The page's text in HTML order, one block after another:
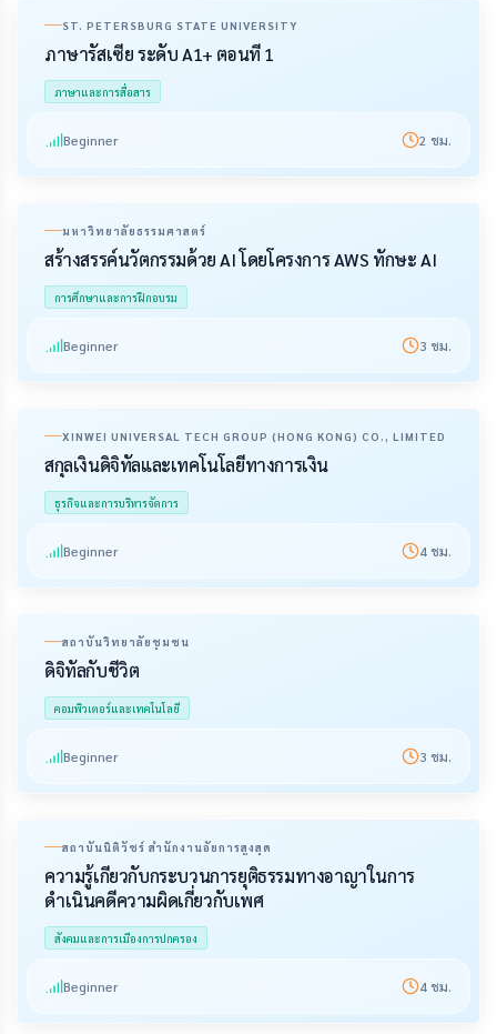
ST. PETERSBURG STATE UNIVERSITY
ภาษารัสเซีย ระดับ A1+ ตอนที่ 1
ภาษาและการสื่อสาร
Beginner 2 ชม.
มหาวิทยาลัยธรรมศาสตร์
สร้างสรรค์นวัตกรรมด้วย AI โดยโครงการ AWS ทักษะ AI
การศึกษาและการฝึกอบรม
Beginner 3 ชม.
XINWEI UNIVERSAL TECH GROUP (HONG KONG) CO., LIMITED
สกุลเงินดิจิทัลและเทคโนโลยีทางการเงิน
ธุรกิจและการบริหารจัดการ
Beginner 4 ชม.
สถาบันวิทยาลัยชุมชน
ดิจิทัลกับชีวิต
คอมพิวเตอร์และเทคโนโลยี
Beginner 3 ชม.
สถาบันนิติวัชร์ สำนักงานอัยการสูงสุด
ความรู้เกี่ยวกับกระบวนการยุติธรรมทางอาญาในการ
ดำเนินคดีความผิดเกี่ยวกับเพศ
สังคมและการเมืองการปกครอง
Beginner 4 ชม.